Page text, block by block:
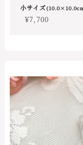
小サイズ
¥7,700